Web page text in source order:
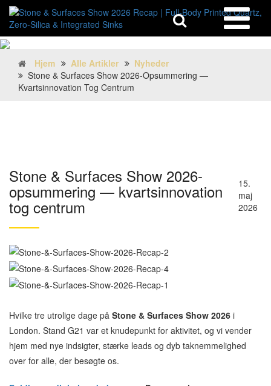
Hjem Alle Artikler
Nyheder
Stone & Surfaces Show 2026-Opsummering —
Kvartsinnovation Tog Centrum
Stone & Surfaces Show 2026-
opsummering — kvartsinnovation
tog centrum
15.
maj
2026
Hvilke tre utrolige dage på Stone & Surfaces Show 2026 i
London. Stand G21 var et knudepunkt for aktivitet, og vi vender
hjem med nye indsigter, stærke leads og dyb taknemmelighed
over for alle, der besøgte os.